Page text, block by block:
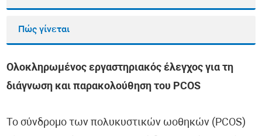
Πώς γίνεται
Ολοκληρωμένος εργαστηριακός έλεγχος για τη
διάγνωση και παρακολούθηση του PCOS
Το σύνδρομο των πολυκυστικών ωοθηκών (PCOS)